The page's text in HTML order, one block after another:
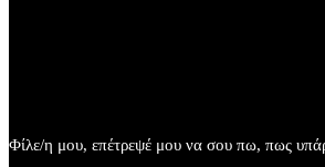
Φίλε/η μου, επέτρεψέ μου να σου πω, πως